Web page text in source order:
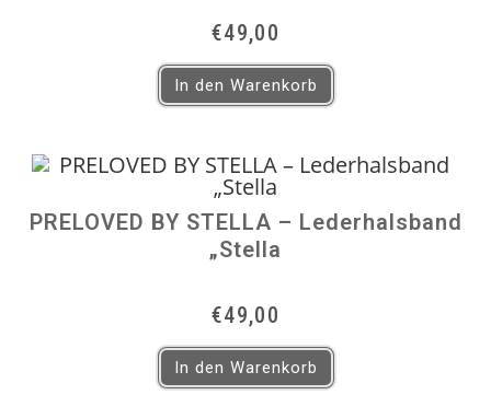
€49,00
In den Warenkorb
PRELOVED BY STELLA – Lederhalsband
„Stella
€49,00
In den Warenkorb